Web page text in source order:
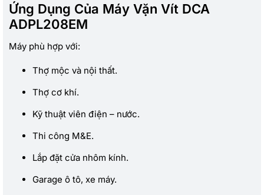
Ứng Dụng Của Máy Vặn Vít DCA
ADPL208EM
Máy phù hợp với:
Thợ mộc và nội thất.
Thợ cơ khí.
Kỹ thuật viên điện – nước.
Thi công M&E.
Lắp đặt cửa nhôm kính.
Garage ô tô, xe máy.